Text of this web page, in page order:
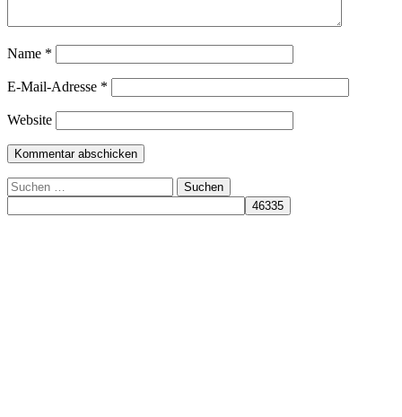
Name *
E-Mail-Adresse *
Website
Suchen
nach: